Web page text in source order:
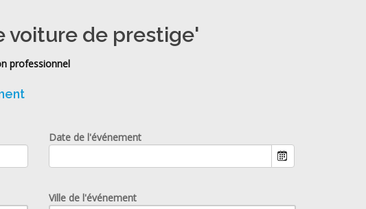
voiture de prestige'
professionnel
Date de l'événement
Ville de l'événement